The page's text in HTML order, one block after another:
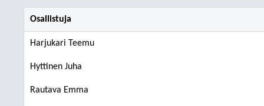
Osallistuja
Harjukari Teemu
Hyttinen Juha
Rautava Emma